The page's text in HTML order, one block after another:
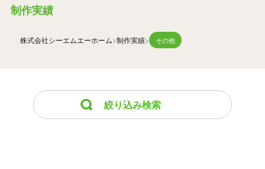
制作実績
株式会社シーエムエーホーム 制作実績 その他
絞り込み検索